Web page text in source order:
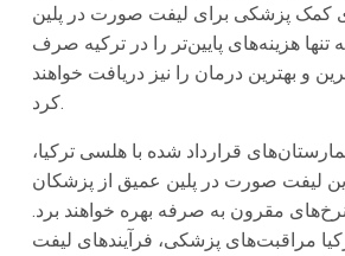
کمک پزشکی برای لیفت صورت در پلین
تنها هزینه‌های پایین‌تر را در ترکیه صرف
و بهترین درمان را نیز دریافت خواهند
کرد.
قرارداد شده با هلسی ترکیا،
لیفت صورت در پلین عمیق از پزشکان
مقرون به صرفه بهره خواهند برد.
مراقبت‌های پزشکی، فرآیند‌های لیفت